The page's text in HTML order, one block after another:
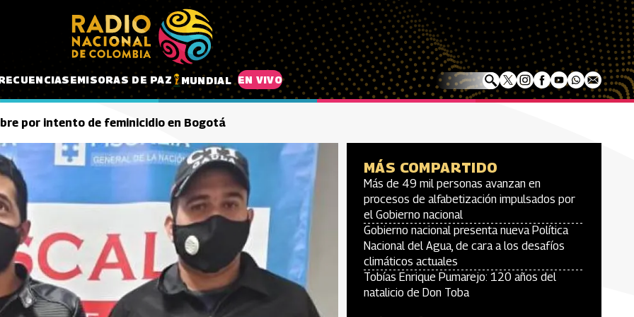
EMISORAS DE PAZ MUNDIAL EN VIVO
por intento de feminicidio en Bogotá
MÁS COMPARTIDO
Más de 49 mil personas avanzan en
procesos de alfabetización impulsados por
el Gobierno nacional
Gobierno nacional presenta nueva Política
Nacional del Agua, de cara a los desafíos
climáticos actuales
Tobías Enrique Pumarejo: 120 años del
natalicio de Don Toba